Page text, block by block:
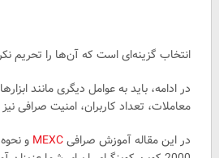
انتخاب گزینه‌ای است که آن‌ها را تحریم
در ادامه، باید به عوامل دیگری مانند
معاملات، تعداد کاربران، امنیت صرافی
در این مقاله آموزش صرافیMEXC